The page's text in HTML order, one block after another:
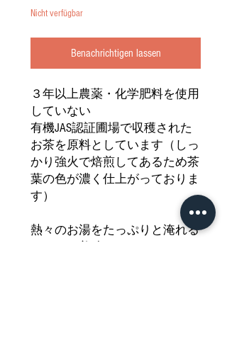
Nicht verfügbar
Benachrichtigen lassen
３年以上農薬・化学肥料を使用
していない
有機JAS認証圃場で収穫された
お茶を原料としています（しっ
かり強火で焙煎してあるため茶
葉の色が濃く仕上がっておりま
す）
熱々のお湯をたっぷりと淹れる